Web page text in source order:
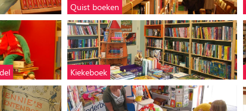
Quist boeken
Kiekeboek